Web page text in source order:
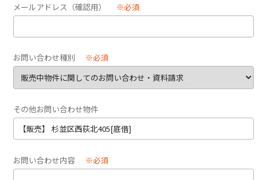
メールアドレス（確認用） ※必須
お問い合わせ種別 ※必須
その他お問い合わせ物件
お問い合わせ内容 ※必須